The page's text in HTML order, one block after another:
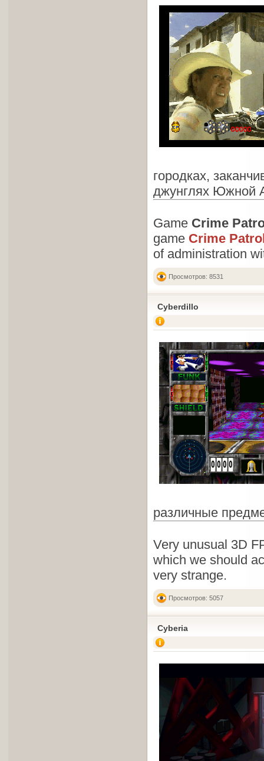
городках,
джунглях Южной
Game Crime
game Crime
of administration
Просмотров: 8531
Cyberdillo
различные
Very unusual 3D
which we should
very strange.
Просмотров: 5057
Cyberia